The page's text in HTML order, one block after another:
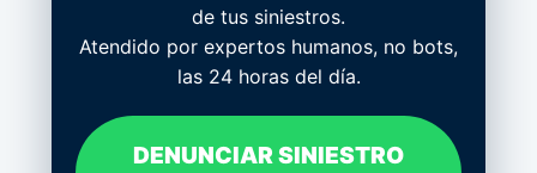
de tus siniestros.
Atendido por expertos humanos, no bots,
las 24 horas del día.
DENUNCIAR SINIESTRO